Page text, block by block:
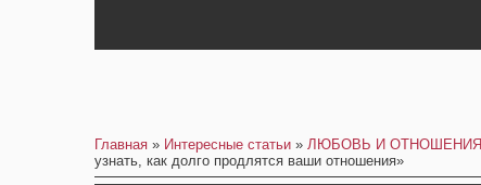
Главная » Интересные статьи » ЛЮБОВЬ И ОТНОШЕНИЯ
узнать, как долго продлятся ваши отношения»